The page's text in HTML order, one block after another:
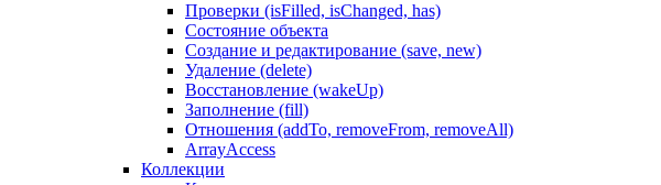
Проверки (isFilled, isChanged, has)
Состояние объекта
Создание и редактирование (save, new)
Удаление (delete)
Восстановление (wakeUp)
Заполнение (fill)
Отношения (addTo, removeFrom, removeAll)
ArrayAccess
Коллекции